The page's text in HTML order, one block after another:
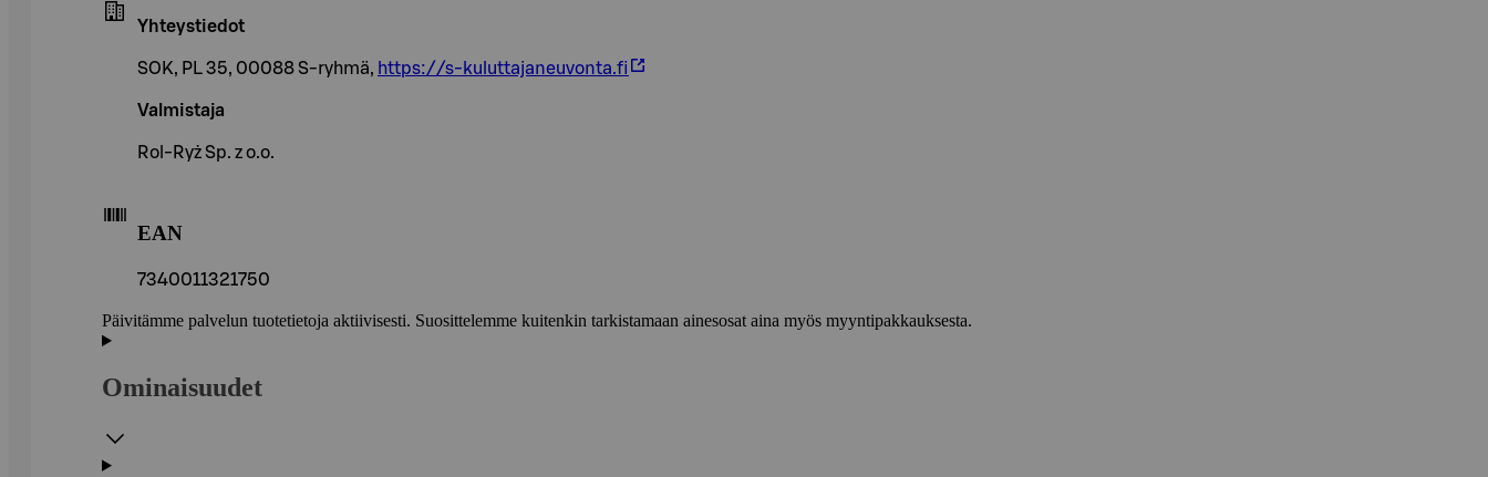
Yhteystiedot
SOK, PL 35, 00088 S-ryhmä, https://s-kuluttajaneuvonta.fi
Valmistaja
Rol-Ryż Sp. z o.o.
EAN
7340011321750
Päivitämme palvelun tuotetietoja aktiivisesti. Suosittelemme kuitenkin tarkistamaan ainesosat aina myös myyntipakkauksesta.
Ominaisuudet